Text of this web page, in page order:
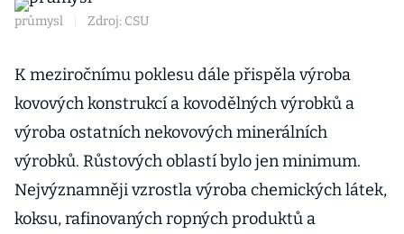
průmysl Zdroj: CSU
K meziročnímu poklesu dále přispěla výroba
kovových konstrukcí a kovodělných výrobků a
výroba ostatních nekovových minerálních
výrobků. Růstových oblastí bylo jen minimum.
Nejvýznamněji vzrostla výroba chemických látek,
koksu, rafinovaných ropných produktů a